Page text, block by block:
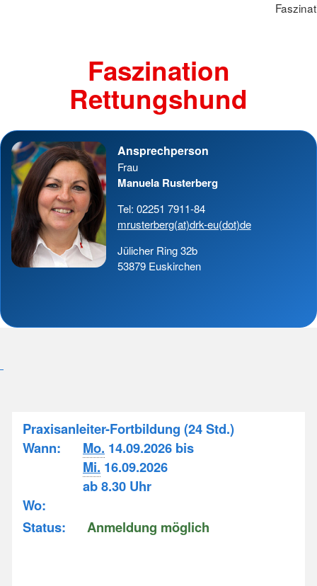
Faszination
Rettungshund
Ansprechperson
Frau
Manuela Rusterberg
Tel: 02251 7911-84
mrusterberg(at)drk-eu(dot)de
Jülicher Ring 32b
53879 Euskirchen
Praxisanleiter-Fortbildung (24 Std.)
Wann:
Mo. 14.09.2026 bis
Mi. 16.09.2026
ab 8.30 Uhr
Wo:
Status:
Anmeldung möglich